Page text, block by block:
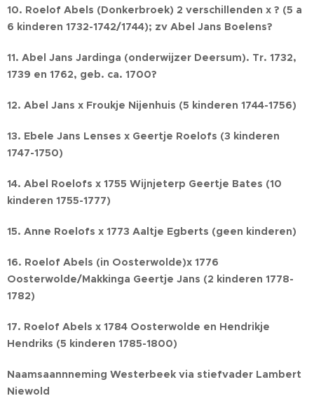
10. Roelof Abels (Donkerbroek) 2 verschillenden x ? (5 a
6 kinderen 1732-1742/1744); zv Abel Jans Boelens?
11. Abel Jans Jardinga (onderwijzer Deersum). Tr. 1732,
1739 en 1762, geb. ca. 1700?
12. Abel Jans x Froukje Nijenhuis (5 kinderen 1744-1756)
13. Ebele Jans Lenses x Geertje Roelofs (3 kinderen
1747-1750)
14. Abel Roelofs x 1755 Wijnjeterp Geertje Bates (10
kinderen 1755-1777)
15. Anne Roelofs x 1773 Aaltje Egberts (geen kinderen)
16. Roelof Abels (in Oosterwolde)x 1776
Oosterwolde/Makkinga Geertje Jans (2 kinderen 1778-
1782)
17. Roelof Abels x 1784 Oosterwolde en Hendrikje
Hendriks (5 kinderen 1785-1800)
Naamsaannneming Westerbeek via stiefvader Lambert
Niewold